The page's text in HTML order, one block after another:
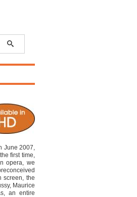
June 2007,
first time,
opera, we
screen, the
Maurice
an entire